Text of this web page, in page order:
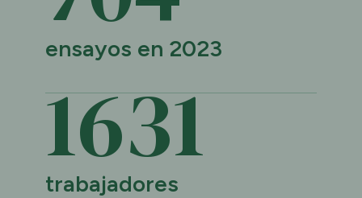
ensayos en 2023
1632
trabajadores